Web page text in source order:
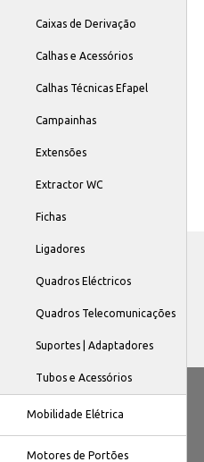
Caixas de Derivação
Calhas e Acessórios
Calhas Técnicas Efapel
Campainhas
Extensões
Extractor WC
Fichas
Ligadores
Quadros Eléctricos
Quadros Telecomunicações
Suportes | Adaptadores
Tubos e Acessórios
Mobilidade Elétrica
Motores de Portões